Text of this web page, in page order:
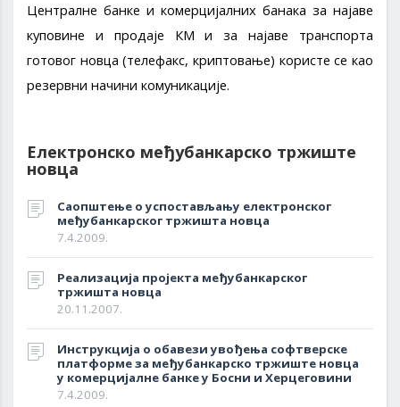
Централне банке и комерцијалних банака за најаве
куповине и продаје КМ и за најаве транспорта
готовог новца (телефакс, криптовање) користе се као
резервни начини комуникације.
Електронско међубанкарско тржиште
новца
Саопштење о успостављању електронског
међубанкарског тржишта новца
7.4.2009.
Реализација пројекта међубанкарског
тржишта новца
20.11.2007.
Инструкцијa о обавези увођења софтверске
платформе за међубанкарско тржиште новца
у комерцијалне банке у Босни и Херцеговини
7.4.2009.